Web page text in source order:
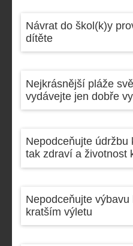
Návrat do škol(k)y
dítěte
Nejkrásnější pláže
vydávejte jen dobře
Nepodceňujte údržbu
tak zdraví a životnost
Nepodceňujte
kratším výletu